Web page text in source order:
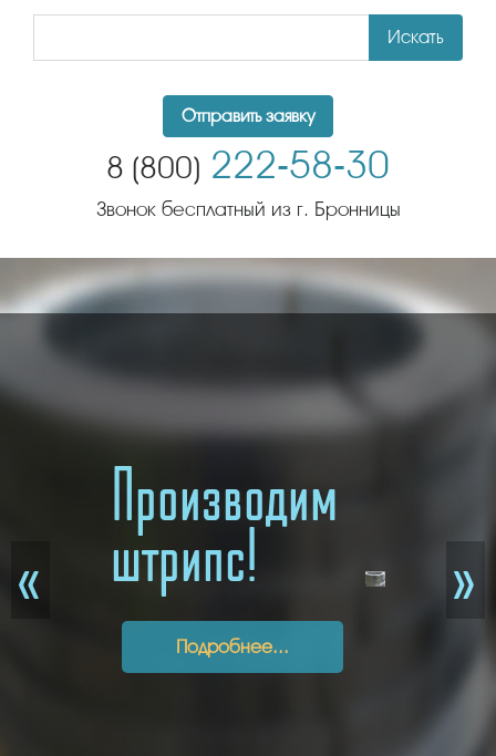
Искать
Отправить заявку
8 (800) 222-58-30
Звонок бесплатный из г. Бронницы
Производим
заготовки из
толстостенных
труб, кругов и
поковок!
« »